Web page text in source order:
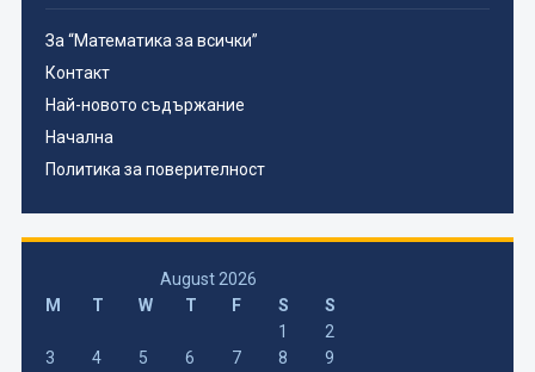
За “Математика за всички”
Контакт
Най-новото съдържание
Начална
Политика за поверителност
August 2026
M
T W T F S
S
1
2
3
4 5 6 7 8
9